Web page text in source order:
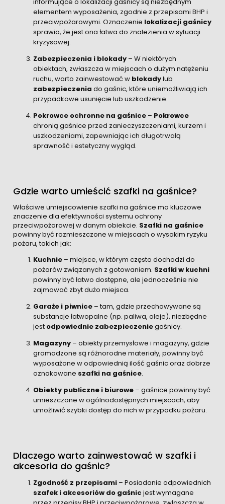
elementem wyposażenia, zgodnie z przepisami BHP i
przeciwpożarowymi. Oznaczenie lokalizacji gaśnicy
sprawia, że jest ona łatwa do znalezienia w sytuacji
kryzysowej.
Zabezpieczenia i blokady – W niektórych
obiektach, zwłaszcza w miejscach o dużym natężeniu
ruchu, warto zainwestować w blokadylub
zabezpieczenia do gaśnic, które uniemożliwiają ich
przypadkowe usunięcie lub uszkodzenie.
Pokrowce ochronne na gaśnice – Pokrowce
chronią gaśnice przed zanieczyszczeniami, kurzem i
uszkodzeniami, zapewniając ich długotrwałą
sprawność i estetyczny wygląd.
Gdzie warto umieścić szafki na gaśnice?
Właściwe umiejscowienie szafki na gaśnice ma kluczowe
znaczenie dla efektywności systemu ochrony
przeciwpożarowej w danym obiekcie. Szafki na gaśnice
powinny być rozmieszczone w miejscach o wysokim ryzyku
pożaru, takich jak:
Kuchnie – miejsce, w którym często dochodzi do
pożarów związanych z gotowaniem. Szafki w kuchni
powinny być łatwo dostępne, ale jednocześnie nie
zajmować zbyt dużo miejsca.
Garaże i piwnice – tam, gdzie przechowywane są
substancje łatwopalne (np. paliwa, oleje), niezbędne
jest odpowiednie zabezpieczeniegaśnicy.
Magazyny – obiekty przemysłowe i magazyny, gdzie
gromadzone są różnorodne materiały, powinny być
wyposażone w odpowiednią ilość gaśnic oraz dobrze
oznakowane szafki na gaśnice.
Obiekty publiczne i biurowe – gaśnice powinny być
umieszczone w ogólnodostępnych miejscach, aby
umożliwić szybki dostęp do nich w przypadku pożaru.
Dlaczego warto zainwestować w szafki i
akcesoria do gaśnic?
Zgodność z przepisami – Posiadanie odpowiednich
szafek i akcesoriów do gaśnic jest wymagane